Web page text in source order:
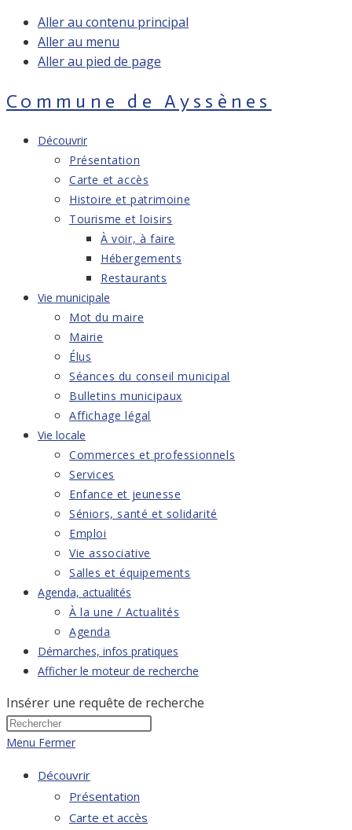
Aller au contenu principal
Aller au menu
Aller au pied de page
Commune deAyssènes
Découvrir
Présentation
Carte et accès
Histoire et patrimoine
Tourisme et loisirs
À voir, à faire
Hébergements
Restaurants
Vie municipale
Mot du maire
Mairie
Élus
Séances du conseil municipal
Bulletins municipaux
Affichage légal
Vie locale
Commerces et professionnels
Services
Enfance et jeunesse
Séniors, santé et solidarité
Emploi
Vie associative
Salles et équipements
Agenda, actualités
À la une / Actualités
Agenda
Démarches, infos pratiques
Afficher le moteur de recherche
Insérer une requête de recherche
Menu Fermer
Découvrir
Présentation
Carte et accès